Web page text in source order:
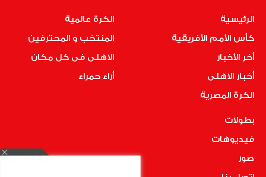
الرئيسية
كأس الأمم الأفريقية
أخر الأخبار
أخبار الاهلى
الكرة المصرية
الكرة عالمية
المنتخب و المحترفين
الاهلى فى كل مكان
أراء حمراء
بطولات
فيديوهات
صور